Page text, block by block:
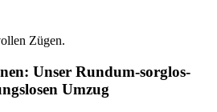
Zügen.
Unser Rundum-sorglos-
Umzug